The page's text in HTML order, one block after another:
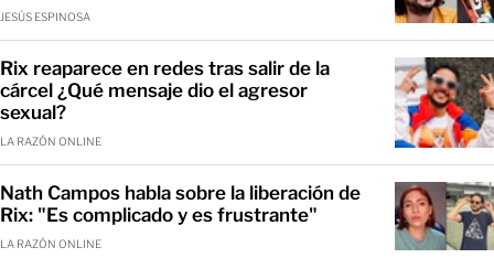
JESÚS ESPINOSA
Rix reaparece en redes tras salir de la
cárcel ¿Qué mensaje dio el agresor
sexual?
LA RAZÓN ONLINE
Nath Campos habla sobre la liberación de
Rix: "Es complicado y es frustrante"
LA RAZÓN ONLINE